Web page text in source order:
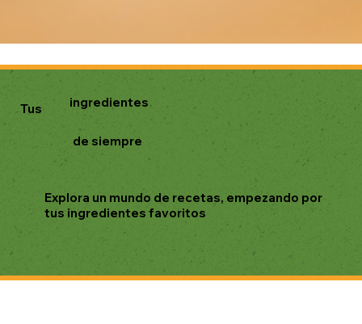
Tus ingredientes
Explora un mundo de recetas, empezando por
tus ingredientes favoritos
de siempre